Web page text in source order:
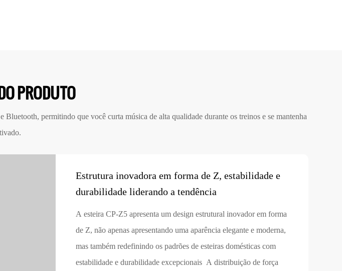
PRODUTO
permitindo que você curta música de alta qualidade durante os treinos e se mantenha
Estrutura inovadora em forma de Z, estabilidade e
durabilidade liderando a tendência
A esteira CP-Z5 apresenta um design estrutural inovador em forma
de Z, não apenas apresentando uma aparência elegante e moderna,
mas também redefinindo os padrões de esteiras domésticas com
estabilidade e durabilidade excepcionais A distribuição de força